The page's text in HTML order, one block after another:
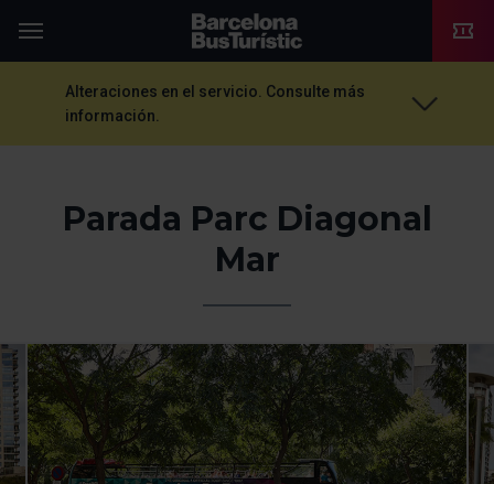
TMB-OCI
Alteraciones en el servicio. Consulte más
información.
Parada Parc Diagonal
Mar